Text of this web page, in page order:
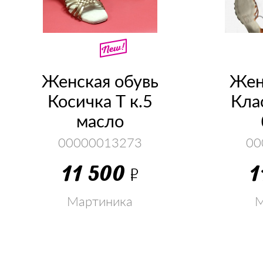
Женская обувь
Косичка Т к.5
масло
00000013273
11 500 Р
Мартиника